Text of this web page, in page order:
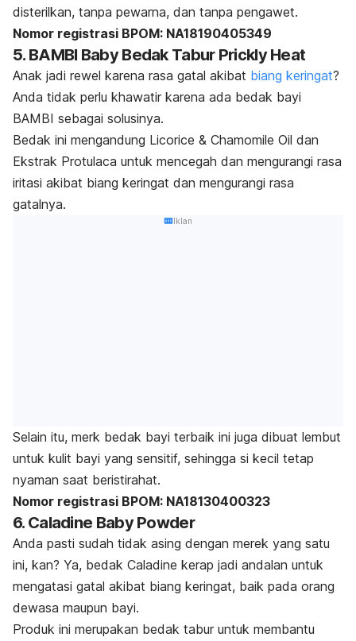
disterilkan, tanpa pewarna, dan tanpa pengawet.
Nomor registrasi BPOM: NA18190405349
5. BAMBI Baby Bedak Tabur Prickly Heat
Anak jadi rewel karena rasa gatal akibat biang keringat?
Anda tidak perlu khawatir karena ada bedak bayi
BAMBI sebagai solusinya.
Bedak ini mengandung Licorice & Chamomile Oil dan
Ekstrak Protulaca untuk mencegah dan mengurangi rasa
iritasi akibat biang keringat dan mengurangi rasa
gatalnya.
Iklan
Selain itu, merk bedak bayi terbaik ini juga dibuat lembut
untuk kulit bayi yang sensitif, sehingga si kecil tetap
nyaman saat beristirahat.
Nomor registrasi BPOM: NA18130400323
6. Caladine Baby Powder
Anda pasti sudah tidak asing dengan merek yang satu
ini, kan? Ya, bedak Caladine kerap jadi andalan untuk
mengatasi gatal akibat biang keringat, baik pada orang
dewasa maupun bayi.
Produk ini merupakan bedak tabur untuk membantu